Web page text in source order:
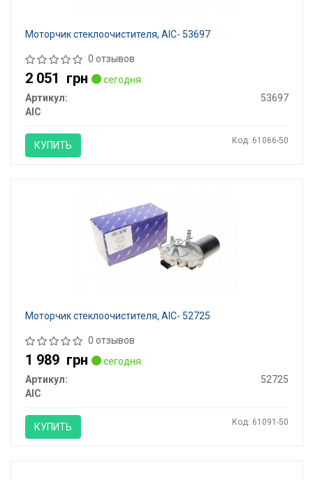
Моторчик стеклоочистителя, AIC- 53697
0 отзывов
2 051 грн
сегодня
Артикул:
53697
AIC
КУПИТЬ Код: 61066-50
Моторчик стеклоочистителя, AIC- 52725
0 отзывов
1 989 грн
сегодня
Артикул:
52725
AIC
КУПИТЬ Код: 61091-50